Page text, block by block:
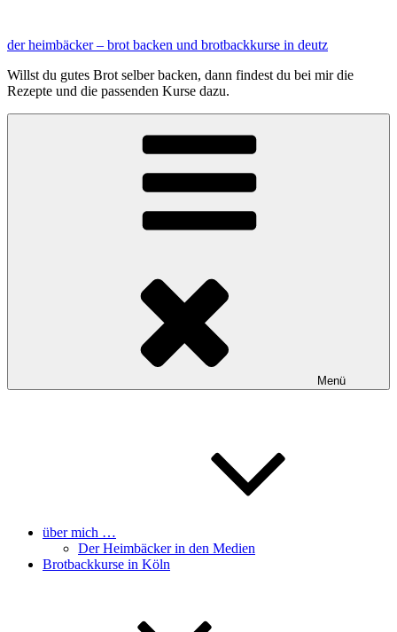
springen
der heimbäcker – brot backen und brotbackkurse in deutz
Willst du gutes Brot selber backen, dann findest du bei mir die
Rezepte und die passenden Kurse dazu.
Menü
über mich …
Der Heimbäcker in den Medien
Brotbackkurse in Köln